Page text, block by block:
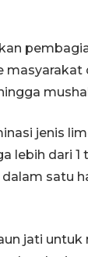
jenis
lebih dari 1
satu
jati